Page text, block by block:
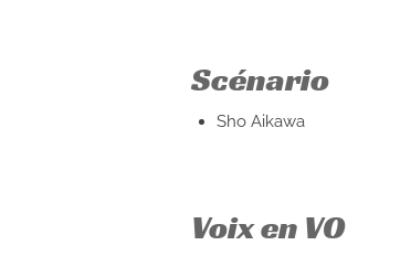
Scénario
Sho Aikawa
Voix en VO